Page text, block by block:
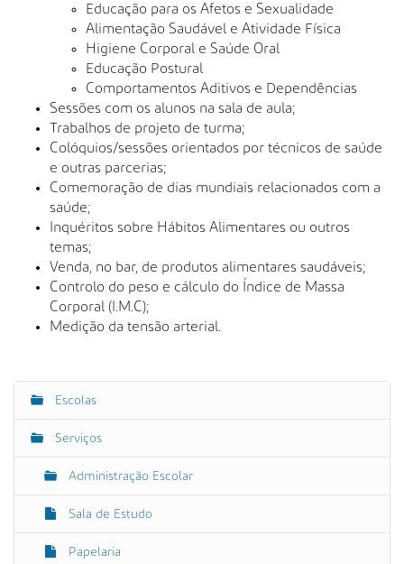
Educação para os Afetos e Sexualidade
Alimentação Saudável e Atividade Física
Higiene Corporal e Saúde Oral
Educação Postural
Comportamentos Aditivos e Dependências
Sessões com os alunos na sala de aula;
Trabalhos de projeto de turma;
Colóquios/sessões orientados por técnicos de saúde
e outras parcerias;
Comemoração de dias mundiais relacionados com a
saúde;
Inquéritos sobre Hábitos Alimentares ou outros
temas;
Venda, no bar, de produtos alimentares saudáveis;
Controlo do peso e cálculo do Índice de Massa
Corporal (I.M.C);
Medição da tensão arterial.
N
Escolas
Serviços
Administração Escolar
Sala de Estudo
Papelaria